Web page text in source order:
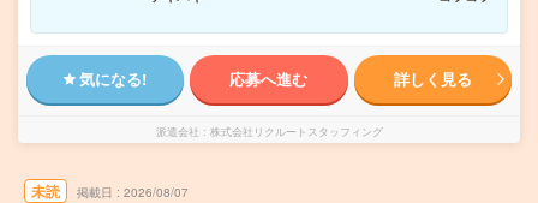
気になる! 応募へ進む 詳しく見る
派遣会社 株式会社リクルートスタッフィング
未読 掲載日 2026/08/07